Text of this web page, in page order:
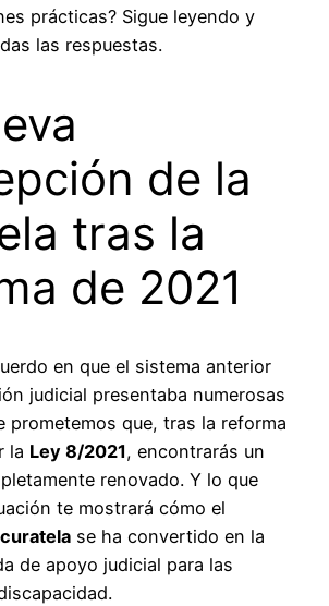
prácticas? Sigue leyendo y
las respuestas.
de la
tras la
de 2021
en que el sistema anterior
judicial presentaba numerosas
prometemos que, tras la reforma
la Ley 8/2021, encontrarás un
renovado. Y lo que
te mostrará cómo el
se ha convertido en la
de apoyo judicial para las